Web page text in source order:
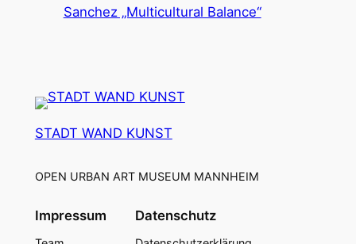
Sanchez „Multicultural Balance“
STADT WAND KUNST
OPEN URBAN ART MUSEUM MANNHEIM
Impressum Datenschutz